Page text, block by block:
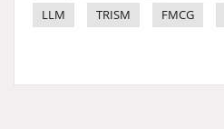
LLM
TRISM FMCG